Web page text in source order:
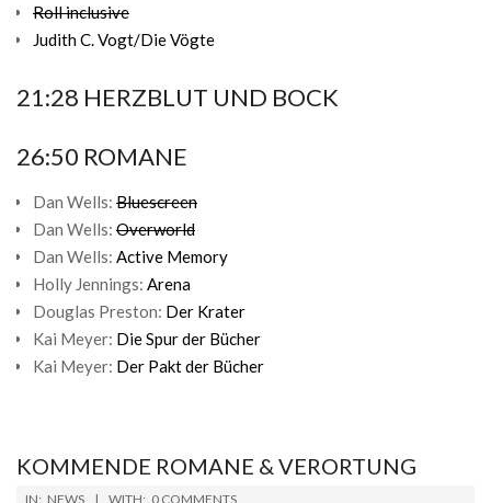
Roll inclusive
Judith C. Vogt/Die Vögte
21:28 HERZBLUT UND BOCK
26:50 ROMANE
Dan Wells: Bluescreen
Dan Wells: Overworld
Dan Wells: Active Memory
Holly Jennings: Arena
Douglas Preston: Der Krater
Kai Meyer: Die Spur der Bücher
Kai Meyer: Der Pakt der Bücher
KOMMENDE ROMANE & VERORTUNG
2019-
IN: NEWS WITH: 0 COMMENTS